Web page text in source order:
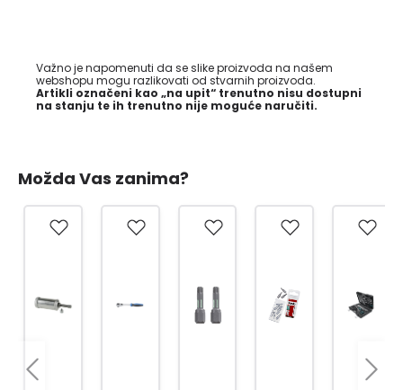
Važno je napomenuti da se slike proizvoda na našem
webshopu mogu razlikovati od stvarnih proizvoda.
Artikli označeni kao „na upit“ trenutno nisu dostupni
na stanju te ih trenutno nije moguće naručiti.
Možda Vas zanima?